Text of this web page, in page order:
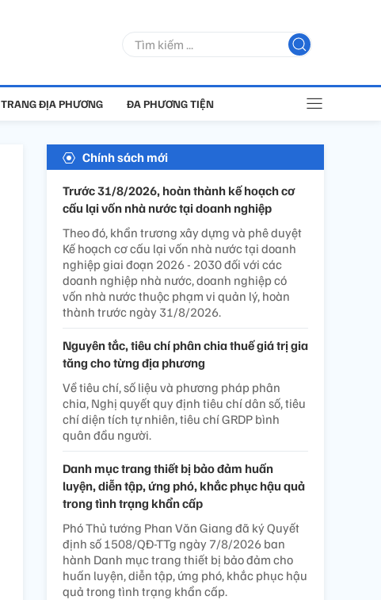
TRANG ĐỊA PHƯƠNG ĐA PHƯƠNG TIỆN
Chính sách mới
Trước 31/8/2026, hoàn thành kế hoạch cơ
cấu lại vốn nhà nước tại doanh nghiệp
Theo đó, khẩn trương xây dựng và phê duyệt
Kế hoạch cơ cấu lại vốn nhà nước tại doanh
nghiệp giai đoạn 2026 - 2030 đối với các
doanh nghiệp nhà nước, doanh nghiệp có
vốn nhà nước thuộc phạm vi quản lý, hoàn
thành trước ngày 31/8/2026.
Nguyên tắc, tiêu chí phân chia thuế giá trị gia
tăng cho từng địa phương
Về tiêu chí, số liệu và phương pháp phân
chia, Nghị quyết quy định tiêu chí dân số, tiêu
chí diện tích tự nhiên, tiêu chí GRDP bình
quân đầu người.
Danh mục trang thiết bị bảo đảm huấn
luyện, diễn tập, ứng phó, khắc phục hậu quả
trong tình trạng khẩn cấp
Phó Thủ tướng Phan Văn Giang đã ký Quyết
định số 1508/QĐ-TTg ngày 7/8/2026 ban
hành Danh mục trang thiết bị bảo đảm cho
huấn luyện, diễn tập, ứng phó, khắc phục hậu
quả trong tình trạng khẩn cấp.